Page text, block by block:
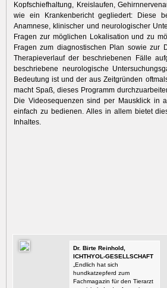
Kopfschiefhaltung, Kreislaufen,
wie ein Krankenbericht gegliedert: Diese
Anamnese, klinischer und neurologischer
Fragen zur möglichen Lokalisation und zu
Fragen zum diagnostischen Plan sowie zur
Therapieverlauf der beschriebenen Fälle
beschriebene neurologische
Bedeutung ist und der aus Zeitgründen
macht Spaß, dieses Programm
Die Videosequenzen sind per Mausklick in
einfach zu bedienen. Alles in allem bietet
Inhaltes.
Dr. Birte Reinhold,
ICHTHYOL-GESELLSCHAFT
„Endlich hat sich
hundkatzepferd zum
Fachmagazin für den Tierarzt